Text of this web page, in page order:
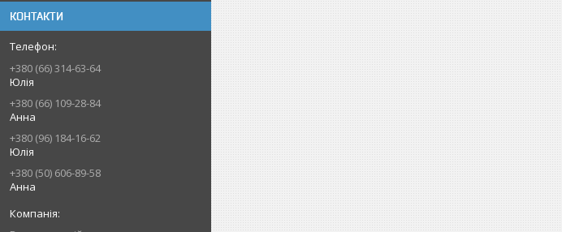
КОНТАКТИ
+380 (66) 314-63-64
Юлія
+380 (66) 109-28-84
Анна
+380 (96) 184-16-62
Юлія
+380 (50) 606-89-58
Анна